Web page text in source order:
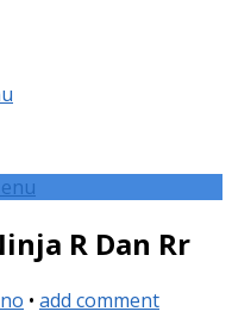
R Dan Rr
• add comment